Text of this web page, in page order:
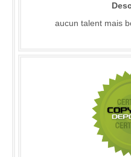
aucun talent mais